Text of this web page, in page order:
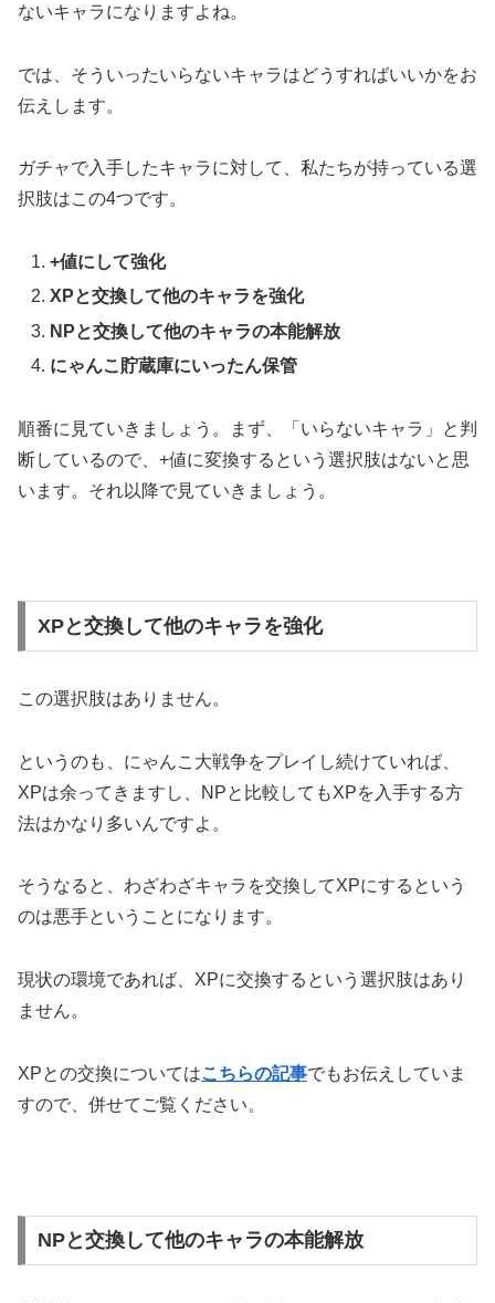
ないキャラになりますよね。
では、そういったいらないキャラはどうすればいいかをお
伝えします。
ガチャで入手したキャラに対して、私たちが持っている選
択肢はこの4つです。
+値にして強化
XPと交換して他のキャラを強化
NPと交換して他のキャラの本能解放
にゃんこ貯蔵庫にいったん保管
順番に見ていきましょう。
まず、「いらないキャラ」と判
断しているので、+値に変換するという選択肢はないと思
います。 それ以降で見ていきましょう。
XPと交換して他のキャラを強化
この選択肢はありません。
というのも、にゃんこ大戦争をプレイし続けていれば、
XPは余ってきますし、NPと比較してもXPを入手する方
法はかなり多いんですよ。
そうなると、わざわざキャラを交換してXPにするという
のは悪手ということになります。
現状の環境であれば、XPに交換するという選択肢はあり
ません。
XPとの交換についてはこちらの記事でもお伝えしていま
すので、併せてご覧ください。
NPと交換して他のキャラの本能解放